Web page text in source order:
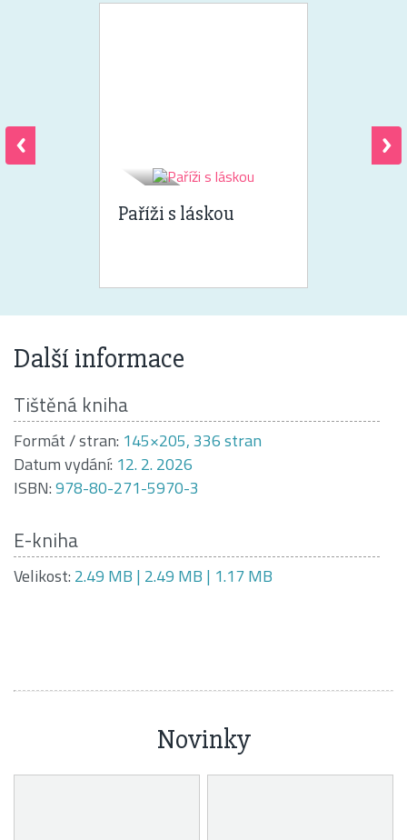
Paříži s láskou
Další informace
Tištěná kniha
Formát / stran: 145×205, 336 stran
Datum vydání: 12. 2. 2026
ISBN:978-80-271-5970-3
E-kniha
Velikost: 2.49 MB | 2.49 MB | 1.17 MB
Novinky